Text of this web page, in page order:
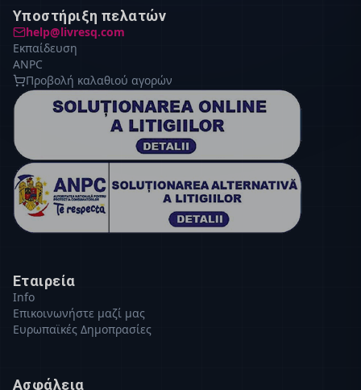
Υποστήριξη πελατών
help@livresq.com
Εκπαίδευση
ANPC
Προβολή καλαθιού αγορών
Εταιρεία
Info
Επικοινωνήστε μαζί μας
Ευρωπαϊκές Δημοπρασίες
Ασφάλεια